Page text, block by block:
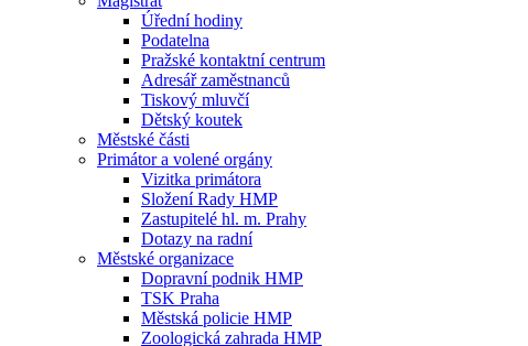
Úřední hodiny
Podatelna
Pražské kontaktní centrum
Adresář zaměstnanců
Tiskový mluvčí
Dětský koutek
Městské části
Primátor a volené orgány
Vizitka primátora
Složení Rady HMP
Zastupitelé hl. m. Prahy
Dotazy na radní
Městské organizace
Dopravní podnik HMP
TSK Praha
Městská policie HMP
Zoologická zahrada HMP